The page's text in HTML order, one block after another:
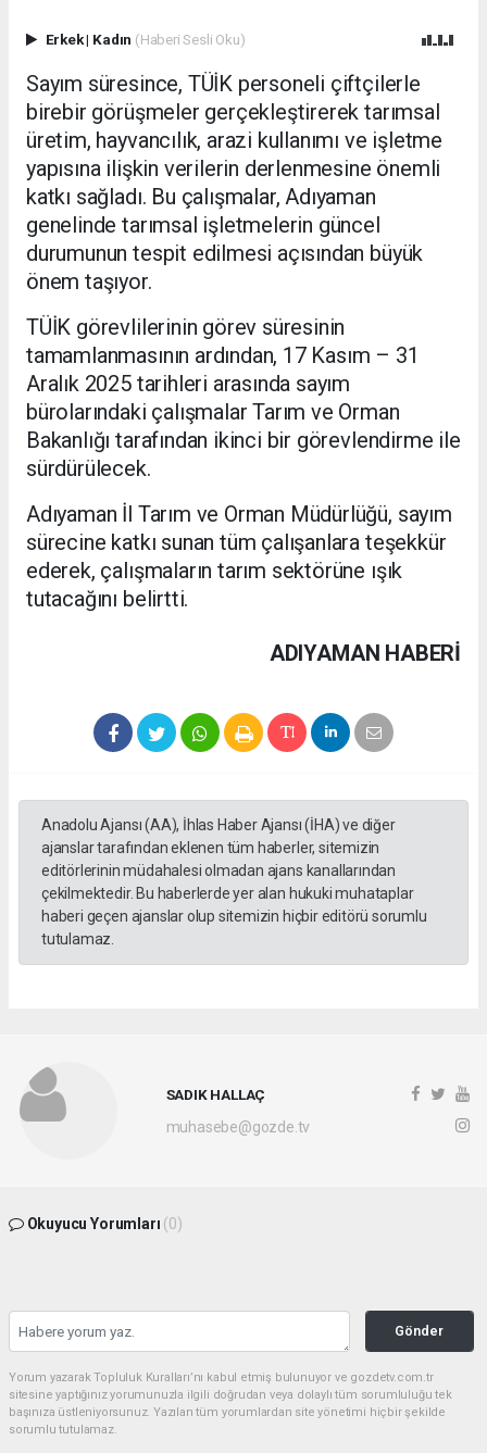
Erkek| Kadın (Haberi Sesli Oku)
Sayım süresince, TÜİK personeli çiftçilerle
birebir görüşmeler gerçekleştirerek tarımsal
üretim, hayvancılık, arazi kullanımı ve işletme
yapısına ilişkin verilerin derlenmesine önemli
katkı sağladı. Bu çalışmalar, Adıyaman
genelinde tarımsal işletmelerin güncel
durumunun tespit edilmesi açısından büyük
önem taşıyor.
TÜİK görevlilerinin görev süresinin
tamamlanmasının ardından, 17 Kasım – 31
Aralık 2025 tarihleri arasında sayım
bürolarındaki çalışmalar Tarım ve Orman
Bakanlığı tarafından ikinci bir görevlendirme ile
sürdürülecek.
Adıyaman İl Tarım ve Orman Müdürlüğü, sayım
sürecine katkı sunan tüm çalışanlara teşekkür
ederek, çalışmaların tarım sektörüne ışık
tutacağını belirtti.
ADIYAMAN HABERİ
Anadolu Ajansı (AA), İhlas Haber Ajansı (İHA) ve diğer
ajanslar tarafından eklenen tüm haberler, sitemizin
editörlerinin müdahalesi olmadan ajans kanallarından
çekilmektedir. Bu haberlerde yer alan hukuki muhataplar
haberi geçen ajanslar olup sitemizin hiçbir editörü sorumlu
tutulamaz.
SADIK HALLAÇ
muhasebe@gozde.tv
Okuyucu Yorumları (0)
Gönder
Yorum yazarak Topluluk Kuralları’nı kabul etmiş bulunuyor ve gozdetv.com.tr
sitesine yaptığınız yorumunuzla ilgili doğrudan veya dolaylı tüm sorumluluğu tek
başınıza üstleniyorsunuz. Yazılan tüm yorumlardan site yönetimi hiçbir şekilde
sorumlu tutulamaz.